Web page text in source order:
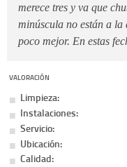
merece tres y va que
minúscula no están a
poco mejor. En estas
VALORACIÓN
Limpieza:
Instalaciones:
Servicio:
Ubicación:
Calidad: